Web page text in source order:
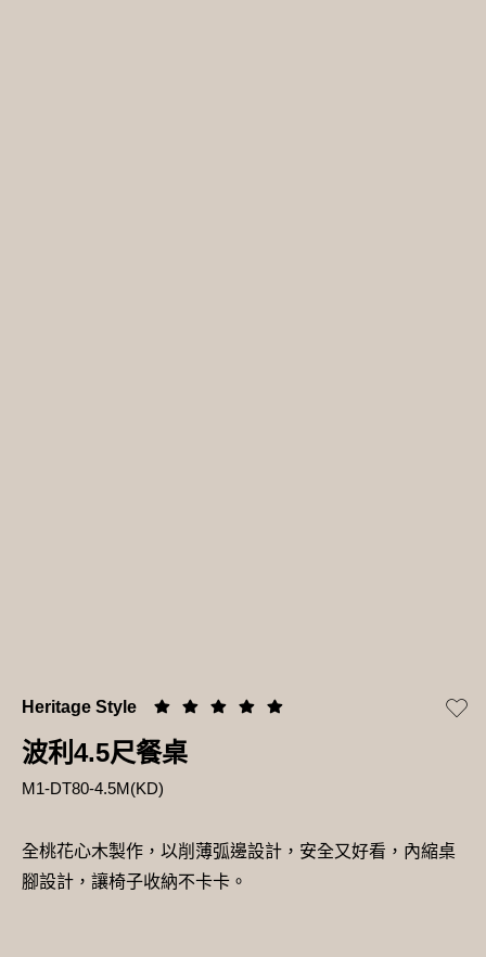
Heritage Style
波利4.5尺餐桌
M1-DT80-4.5M(KD)
全桃花心木製作，以削薄弧邊設計，安全又好看，內縮桌
腳設計，讓椅子收納不卡卡。